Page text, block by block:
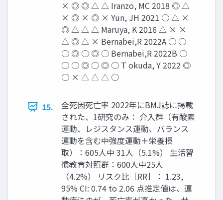
× ◎ ◎ △ △ Iranzo, MC 2018 ◎ △
× ◎ × ◎ × Yun, JH 2021 ○ △ ×
◎ △ △ △ Maruya, K 2016 △ × ×
△ ◎ △ × Bernabei,R 2022A ○ ○
○ ◎ ○ ◎ ○ Bernabei,R 2022B ○
○ ○ ◎ ○ ◎ ○ T okuda, Y 2022 ◎
○ × △ △ △ ○
15.
全死因死亡率 2022年にBMJ誌に掲載
された、1研究のみ： 介入群（有酸素
運動、レジスタンス運動、バランス
運動を含む中強度運動＋栄養摂
取）：605人中 31人（5.1%） 生活習
慣教育対照群：600人中25人
（4.2%） リスク比［RR］： 1.23,
95% CI: 0.74 to 2.06 点推定値は、運